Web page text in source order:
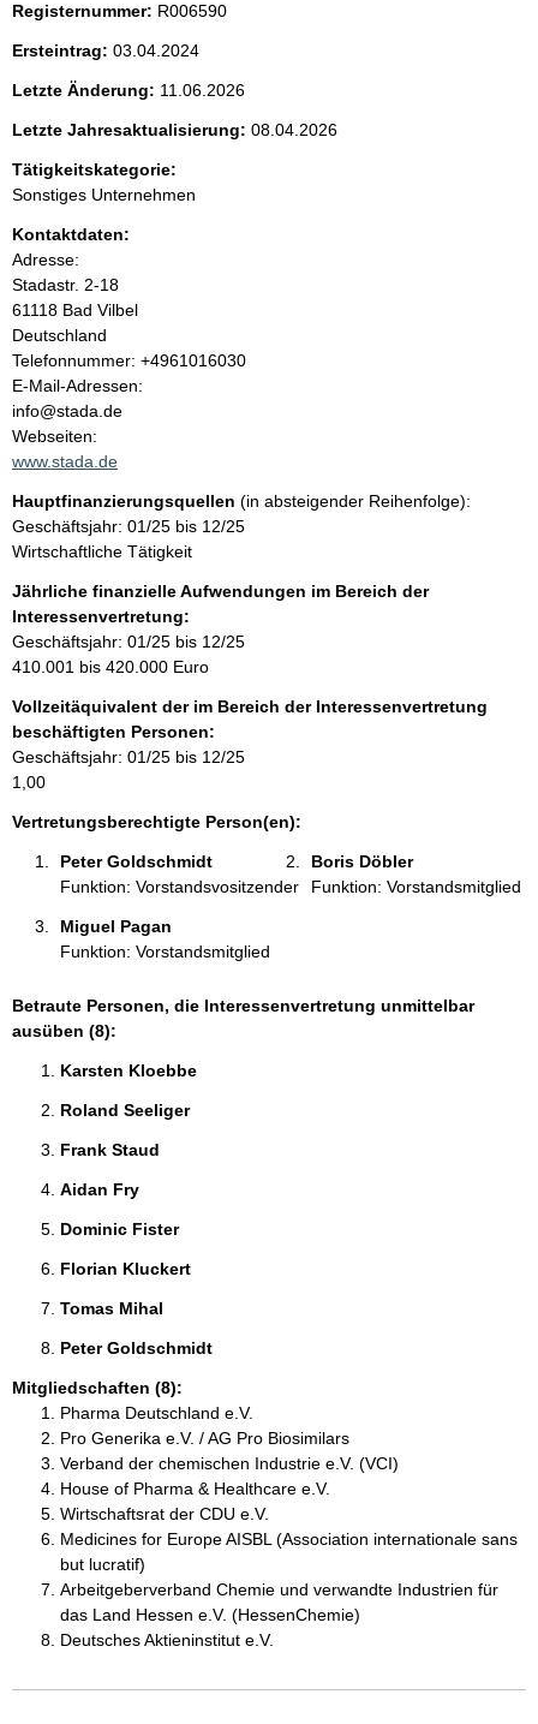
i
t
e
n
i
n
h
a
l
t
Registernummer: R006590
Ersteintrag: 03.04.2024
Letzte Änderung: 11.06.2026
Letzte Jahresaktualisierung: 08.04.2026
Tätigkeitskategorie:
Sonstiges Unternehmen
Kontaktdaten:
Adresse:
Stadastr. 2-18
61118 Bad Vilbel
Deutschland
K
o
n
t
a
t
i
n
f
o
r
m
t
i
o
n
e
Telefonnummer: +4961016030
E-Mail-Adressen:
info@stada.de
Webseiten:
www.stada.de
Hauptfinanzierungsquellen (in absteigender Reihenfolge):
Geschäftsjahr: 01/25 bis 12/25
Wirtschaftliche Tätigkeit
Jährliche finanzielle Aufwendungen im Bereich der
Interessenvertretung:
Geschäftsjahr: 01/25 bis 12/25
410.001 bis 420.000 Euro
Vollzeitäquivalent der im Bereich der Interessenvertretung
beschäftigten Personen:
Geschäftsjahr: 01/25 bis 12/25
1,00
Vertretungsberechtigte Person(en):
Peter Goldschmidt
Funktion: Vorstandsvositzender
Boris Döbler
Funktion: Vorstandsmitglied
Miguel Pagan
Funktion: Vorstandsmitglied
Betraute Personen, die Interessenvertretung unmittelbar
ausüben (8):
Karsten Kloebbe
Roland Seeliger
Frank Staud
Aidan Fry
Dominic Fister
Florian Kluckert
Tomas Mihal
Peter Goldschmidt
Mitgliedschaften (8):
Pharma Deutschland e.V.
Pro Generika e.V. / AG Pro Biosimilars
Verband der chemischen Industrie e.V. (VCI)
House of Pharma & Healthcare e.V.
Wirtschaftsrat der CDU e.V.
Medicines for Europe AISBL (Association internationale sans
but lucratif)
Arbeitgeberverband Chemie und verwandte Industrien für
das Land Hessen e.V. (HessenChemie)
Deutsches Aktieninstitut e.V.